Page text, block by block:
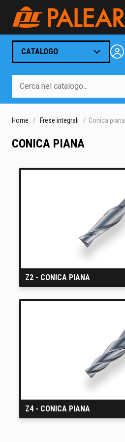
CATALOGO
Home Frese integrali Conica piana
CONICA PIANA
Z2 - CONICA PIANA
Z4 - CONICA PIANA